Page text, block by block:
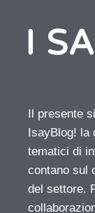
Il presente
IsayBlog! la
tematici di
contano sul
del settore.